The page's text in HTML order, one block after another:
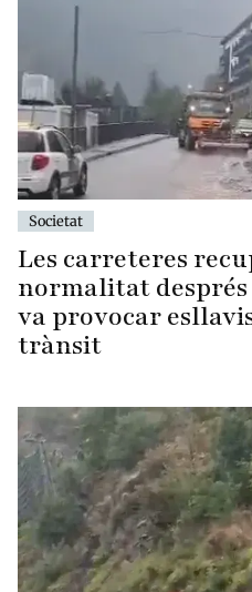
Societat
Les carreteres
normalitat
va provocar
trànsit